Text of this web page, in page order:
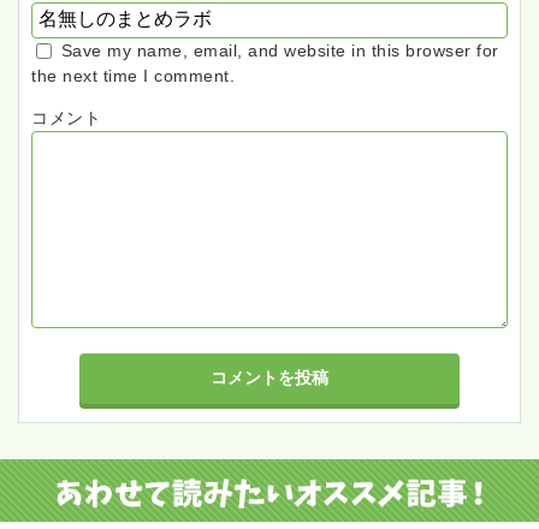
Save my name, email, and website in this browser for
the next time I comment.
コメント